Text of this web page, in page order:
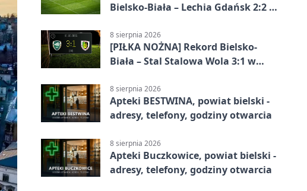
Bielsko-Biała – Lechia Gdańsk 2:2 w
Bielsku-Białej
8 sierpnia 2026
[PIŁKA NOŻNA] Rekord Bielsko-
Biała – Stal Stalowa Wola 3:1 w
8 sierpnia 2026
Apteki BESTWINA, powiat bielski -
adresy, telefony, godziny otwarcia
8 sierpnia 2026
Apteki Buczkowice, powiat bielski -
adresy, telefony, godziny otwarcia